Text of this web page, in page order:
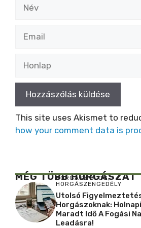
This site uses Akismet to
how your comment data is
MÉG TÖBB HORGÁSZAT
HORGÁSZ BLOG,
HORGÁSZENGEDÉLY
Utolsó
Horgászoknak:
Maradt Idő A Fogási
Leadásra!